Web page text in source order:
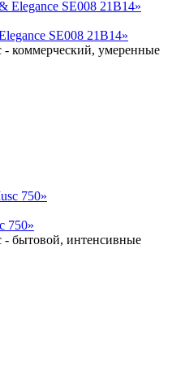
SE008 21B14»
- коммерческий, умеренные
750»
- бытовой, интенсивные